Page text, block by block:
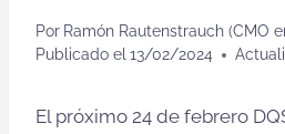
Por Ramón Rautenstrauch (CMO
Publicado el 13/02/2024
El próximo 24 de febrero